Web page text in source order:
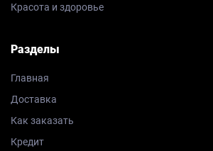
Красота и здоровье
Разделы
Главная
Доставка
Как заказать
Кредит